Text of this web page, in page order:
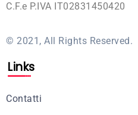
C.F.e P.IVA IT02831450420
© 2021, All Rights Reserved.
Links
Contatti